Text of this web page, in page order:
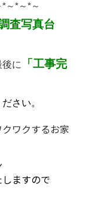
*～*～*～
査写真台
に
「工事完
さい。
ワクするお家
しますので